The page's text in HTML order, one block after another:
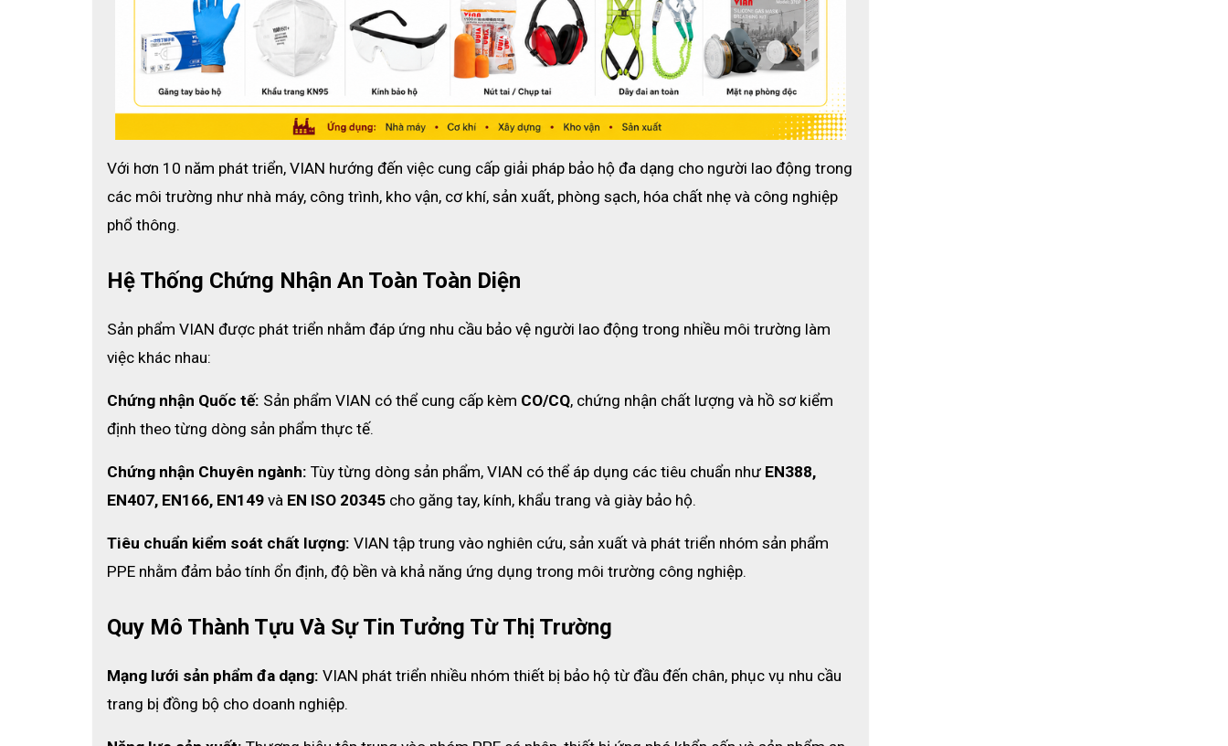
Xuất xứ
Trung Quốc
Mã sản phẩm
9542V
Tiêu chuẩn
GB2626-2019 KN95
Loại khẩu trang
Than hoạt tính, có van thở, dùng 1 lần
Head-loop qua đầu, co giãn tốt
Cấu tạo
5 lớp bảo vệ (2 lớp vải không dệt + 2 lớp lọc tĩnh điện + 1 lớp than hoạt tính ép)
Màu sắc
Xám đậm
Đóng gói
Với hơn 10 năm phát triển, VIAN hướng đến việc cung cấp giải pháp bảo hộ đa dạng cho người lao động trong
các môi trường như nhà máy, công trình, kho vận, cơ khí, sản xuất, phòng sạch, hóa chất nhẹ và công nghiệp
phổ thông.
Hệ Thống Chứng Nhận An Toàn Toàn Diện
Sản phẩm VIAN được phát triển nhằm đáp ứng nhu cầu bảo vệ người lao động trong nhiều môi trường làm
việc khác nhau:
Chứng nhận Quốc tế: Sản phẩm VIAN có thể cung cấp kèm CO/CQ, chứng nhận chất lượng và hồ sơ kiểm
định theo từng dòng sản phẩm thực tế.
Chứng nhận Chuyên ngành: Tùy từng dòng sản phẩm, VIAN có thể áp dụng các tiêu chuẩn như EN388,
EN407, EN166, EN149 và EN ISO 20345 cho găng tay, kính, khẩu trang và giày bảo hộ.
Tiêu chuẩn kiểm soát chất lượng: VIAN tập trung vào nghiên cứu, sản xuất và phát triển nhóm sản phẩm
PPE nhằm đảm bảo tính ổn định, độ bền và khả năng ứng dụng trong môi trường công nghiệp.
Quy Mô Thành Tựu Và Sự Tin Tưởng Từ Thị Trường
Mạng lưới sản phẩm đa dạng: VIAN phát triển nhiều nhóm thiết bị bảo hộ từ đầu đến chân, phục vụ nhu cầu
trang bị đồng bộ cho doanh nghiệp.